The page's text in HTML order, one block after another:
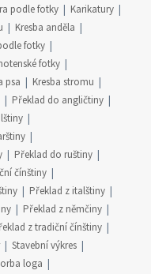
podle fotky
Karikatury
Kresba anděla
fotky
fotky
psa
Kresba stromu
Překlad do angličtiny
Překlad do ruštiny
čínštiny
Překlad z italštiny
Překlad z němčiny
z tradiční čínštiny
Stavební výkres
loga